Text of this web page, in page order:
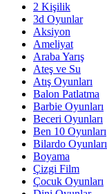
2 Kişilik
3d Oyunlar
Aksiyon
Ameliyat
Araba Yarış
Ateş ve Su
Atış Oyunları
Balon Patlatma
Barbie Oyunları
Beceri Oyunları
Ben 10 Oyunları
Bilardo Oyunları
Boyama
Çizgi Film
Çocuk Oyunları